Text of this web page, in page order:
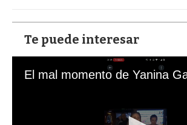
Te puede interesar